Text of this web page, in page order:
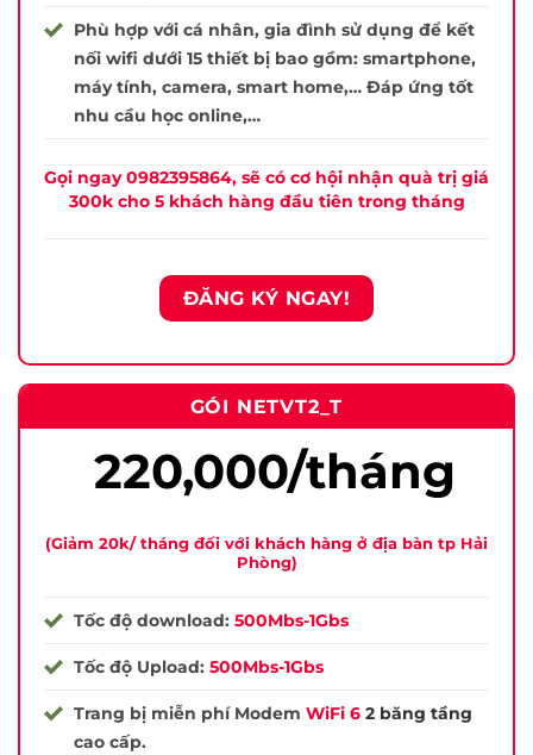
Phù hợp với cá nhân, gia đình sử dụng để kết
nối wifi dưới 15 thiết bị bao gồm: smartphone,
máy tính, camera, smart home,… Đáp ứng tốt
nhu cầu học online,…
Gọi ngay 0982395864, sẽ có cơ hội nhận quà trị giá
300k cho 5 khách hàng đầu tiên trong tháng
ĐĂNG KÝ NGAY!
GÓI NETVT2_T
220,000/tháng
(Giảm 20k/ tháng đối với khách hàng ở địa bàn tp Hải
Phòng)
Tốc độ download: 500Mbs-1Gbs
Tốc độ Upload: 500Mbs-1Gbs
Trang bị miễn phí Modem WiFi 6 2 băng tầng
cao cấp.